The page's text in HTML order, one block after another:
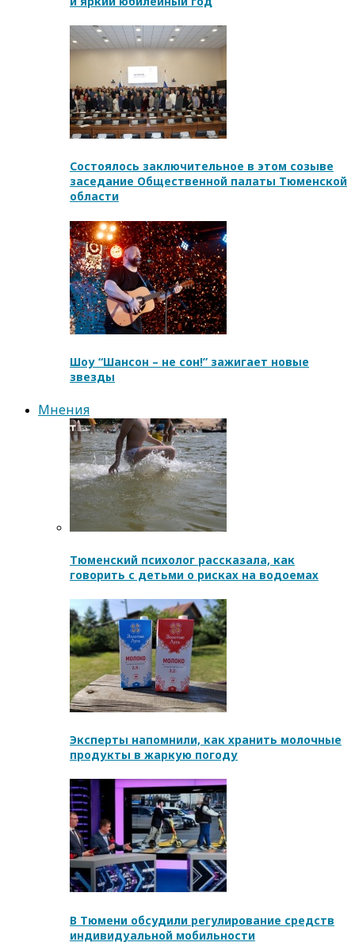
Состоялось заключительное в этом созыве
заседание Общественной палаты Тюменской
области
Шоу “Шансон – не сон!” зажигает новые
звезды
Мнения
Тюменский психолог рассказала, как
говорить с детьми о рисках на водоемах
Эксперты напомнили, как хранить молочные
продукты в жаркую погоду
В Тюмени обсудили регулирование средств
индивидуальной мобильности